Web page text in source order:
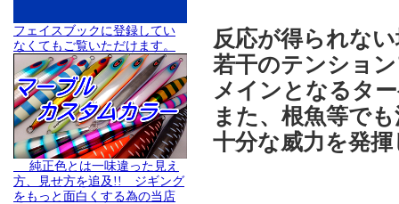
フェイスブックに登録してい
なくてもご覧いただけます。
純正色とは一味違った見え
方、見せ方を追及!! ジギング
をもっと面白くする為の当店
反応が得られな
若干のテンショ
メインとなるタ
また、根魚等で
十分な威力を発